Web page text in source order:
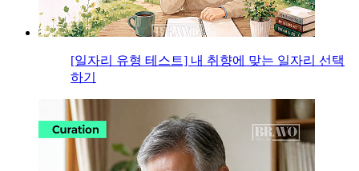
[일자리 유형 테스트] 내 취향에 맞는 일자리 선택
하기